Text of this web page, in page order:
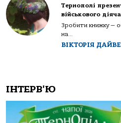
Тернополі
військового
Зробити книжку —
на...
ВІКТОРІЯ
ІНТЕРВ'Ю